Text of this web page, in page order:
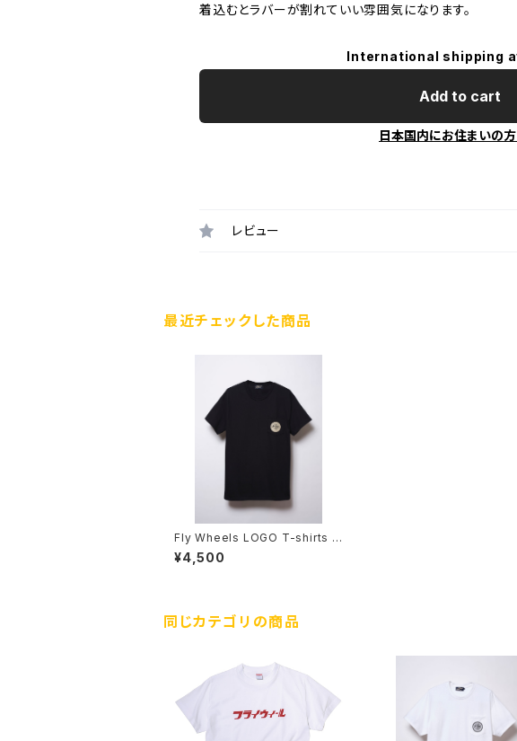
着込むとラバーが割れていい雰囲気になります。
International shipping
Add to cart
日本国内にお住まいの
レビュー
最近チェックした商品
Fly Wheels LOGO T-shirts B
lack
¥4,500
同じカテゴリの商品